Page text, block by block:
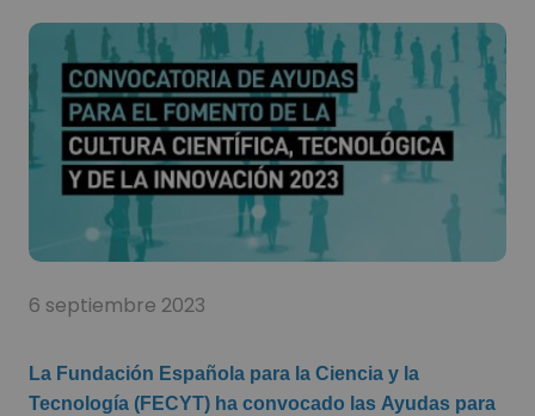
6 septiembre 2023
La Fundación Española para la Ciencia y la
Tecnología (FECYT) ha convocado las Ayudas para